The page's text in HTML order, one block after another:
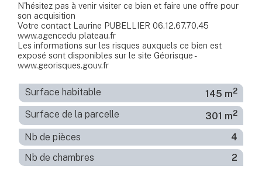
N'hésitez pas à venir visiter ce bien et faire une offre pour
son acquisition
Votre contact Laurine PUBELLIER 06.12.67.70.45
www.agencedu plateau.fr
Les informations sur les risques auxquels ce bien est
exposé sont disponibles sur le site Géorisque -
www.georisques.gouv.fr
Surface habitable 145 m2
Surface de la parcelle 301 m2
Nb de pièces
4
Nb de chambres
2